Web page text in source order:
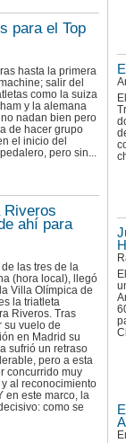
para el Top
hasta la primera
salir del
como la suiza
y la alemana
nadan bien pero
de hacer grupo
el inicio del
pero sin...
Riveros
ahí para
las tres de la
(hora local), llegó
Villa Olímpica de
la triatleta
Riveros. Tras
su vuelo de
en Madrid su
sufrió un retraso
pero a esta
concurrido muy
al reconocimiento
en este marco, la
como se